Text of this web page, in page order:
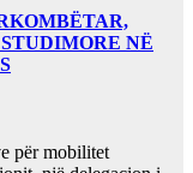
NË
për mobilitet